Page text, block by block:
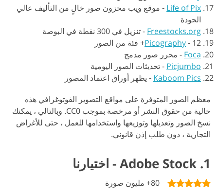
Life of Pix
- موقع ويب مخزون صور خالٍ من التأليف عالي
الجودة
Freestocks.org
-تنزيل في 300 نقطة في البوصة
Picography- 12+ فئة من الصور
Foca
- محرر صور مدمج
Picjumbo
-تحديثات الصور اليومية
Kaboom Pics
- يظهر أوراق اعتماد المصور
معظم الصور المتوفرة على مواقع التصوير الفوتوغرافي هذه
خالية من حقوق النشر أو مرخصة بموجب CC0. وبالتالي ، يمكنك
نسخ الصور وتعديلها وتوزيعها واستخدامها للعمل ، حتى للأغراض
التجارية ، دون طلب إذن قانوني.
1. Adobe Stock - اختيارنا
80+ مليون صورة